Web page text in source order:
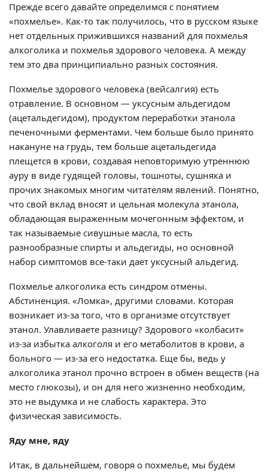
Прежде всего давайте определимся с понятием
«похмелье». Как-то так получилось, что в русском языке
нет отдельных прижившихся названий для похмелья
алкоголика и похмелья здорового человека. А между
тем это два принципиально разных состояния.
Похмелье здорового человека (вейсалгия) есть
отравление. В основном — уксусным альдегидом
(ацетальдегидом), продуктом переработки этанола
печеночными ферментами. Чем больше было принято
накануне на грудь, тем больше ацетальдегида
плещется в крови, создавая неповторимую утреннюю
ауру в виде гудящей головы, тошноты, сушняка и
прочих знакомых многим читателям явлений. Понятно,
что свой вклад вносят и цельная молекула этанола,
обладающая выраженным мочегонным эффектом, и
так называемые сивушные масла, то есть
разнообразные спирты и альдегиды, но основной
набор симптомов все-таки дает уксусный альдегид.
Похмелье алкоголика есть синдром отмены.
Абстиненция. «Ломка», другими словами. Которая
возникает из-за того, что в организме отсутствует
этанол. Улавливаете разницу? Здорового «колбасит»
из-за избытка алкоголя и его метаболитов в крови, а
больного — из-за его недостатка. Еще бы, ведь у
алкоголика этанол прочно встроен в обмен веществ (на
место глюкозы), и он для него жизненно необходим,
это не выдумка и не слабость характера. Это
физическая зависимость.
Яду мне, яду
Итак, в дальнейшем, говоря о похмелье, мы будем